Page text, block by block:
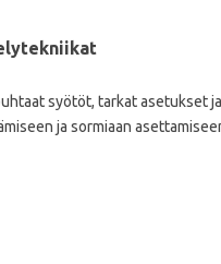
syötöt, tarkat asetukset
ja sormiaan